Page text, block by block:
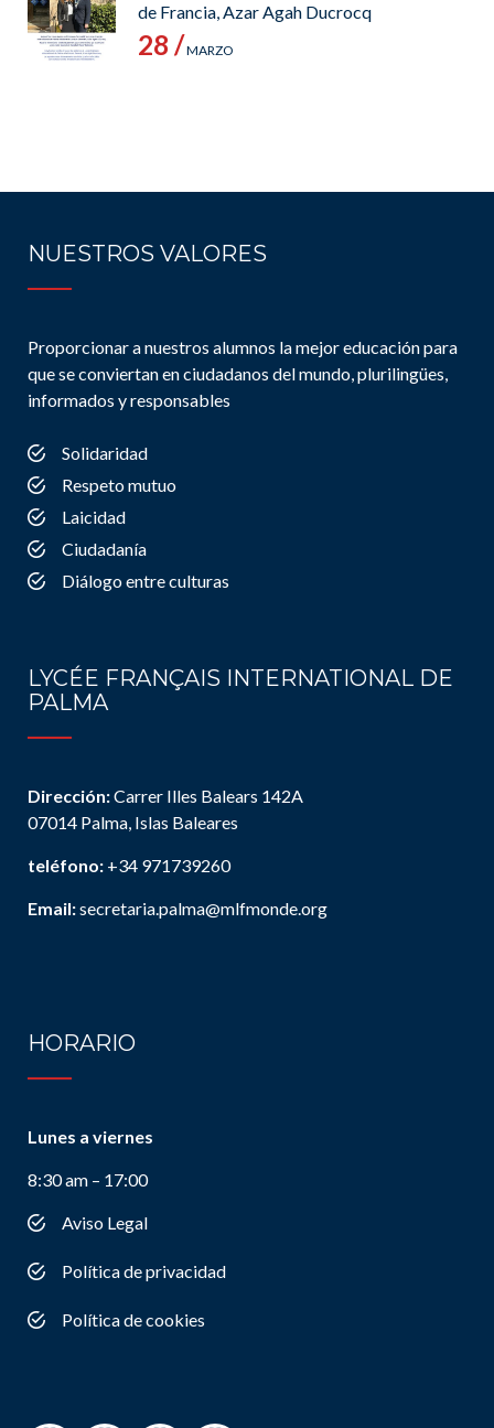
de Francia, Azar Agah Ducrocq
28 /MARZO
NUESTROS VALORES
Proporcionar a nuestros alumnos la mejor educación para
que se conviertan en ciudadanos del mundo, plurilingües,
informados y responsables
Solidaridad
Respeto mutuo
Laicidad
Ciudadanía
Diálogo entre culturas
LYCÉE FRANÇAIS INTERNATIONAL DE
PALMA
Dirección:Carrer Illes Balears 142A
07014 Palma, Islas Baleares
teléfono: +34 971739260
Email:secretaria.palma@mlfmonde.org
HORARIO
Lunes a viernes
8:30 am – 17:00
Aviso Legal
Política de privacidad
Política de cookies